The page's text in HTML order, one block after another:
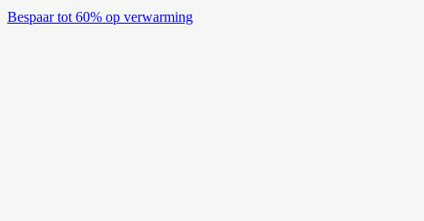
Bespaar tot 60% op verwarming